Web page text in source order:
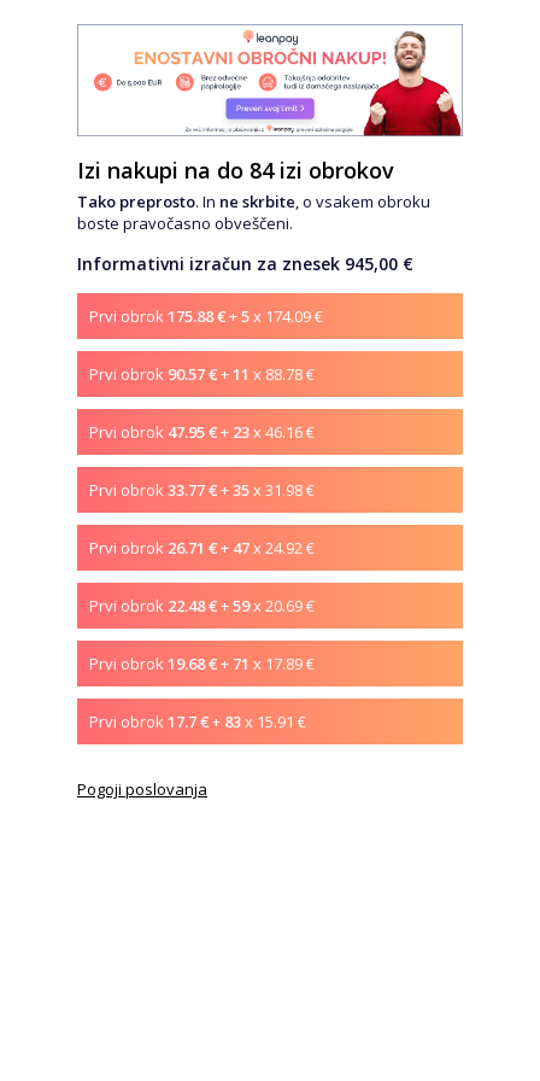
Izi nakupi na do 84 izi obrokov
Tako preprosto. In ne skrbite, o vsakem obroku
boste pravočasno obveščeni.
Informativni izračun za znesek 945,00 €
Prvi obrok175.88 €+5x 174.09 €
Prvi obrok 90.57 €+11 x 88.78 €
Prvi obrok 47.95 €+ 23x 46.16 €
Prvi obrok33.77 €+35x 31.98 €
Prvi obrok 26.71 €+ 47x 24.92 €
Prvi obrok 22.48 €+59x 20.69 €
Prvi obrok19.68 €+ 71 x 17.89 €
Prvi obrok17.7 €+ 83x 15.91 €
Pogoji poslovanja